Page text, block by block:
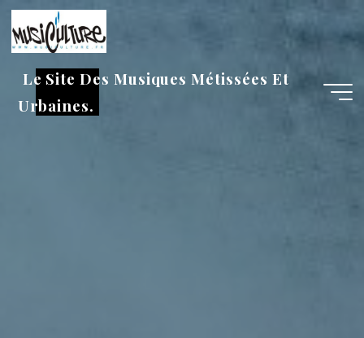
Aller
au
contenu
Le Site Des Musiques Métissées Et
Urbaines.